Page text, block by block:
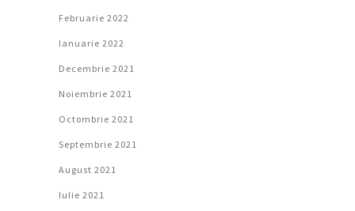
Februarie 2022
Ianuarie 2022
Decembrie 2021
Noiembrie 2021
Octombrie 2021
Septembrie 2021
August 2021
Iulie 2021